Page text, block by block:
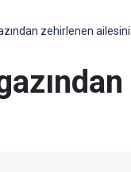
zehirlenen ailesini